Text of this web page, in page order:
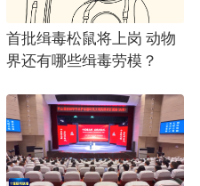
首批缉毒松鼠将上岗 动物
界还有哪些缉毒劳模？